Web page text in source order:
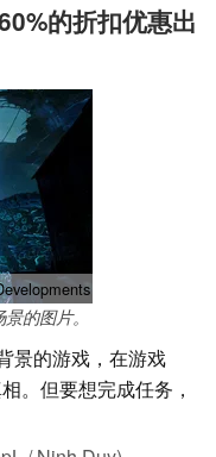
的折扣优惠出
的图片。
景的游戏，在游戏
。但要想完成任务，